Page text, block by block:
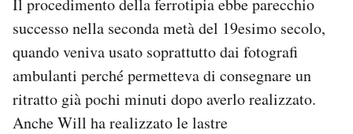
Il procedimento della ferrotipia ebbe parecchio
successo nella seconda metà del 19esimo secolo,
quando veniva usato soprattutto dai fotografi
ambulanti perché permetteva di consegnare un
ritratto già pochi minuti dopo averlo realizzato.
Anche Will ha realizzato le lastre